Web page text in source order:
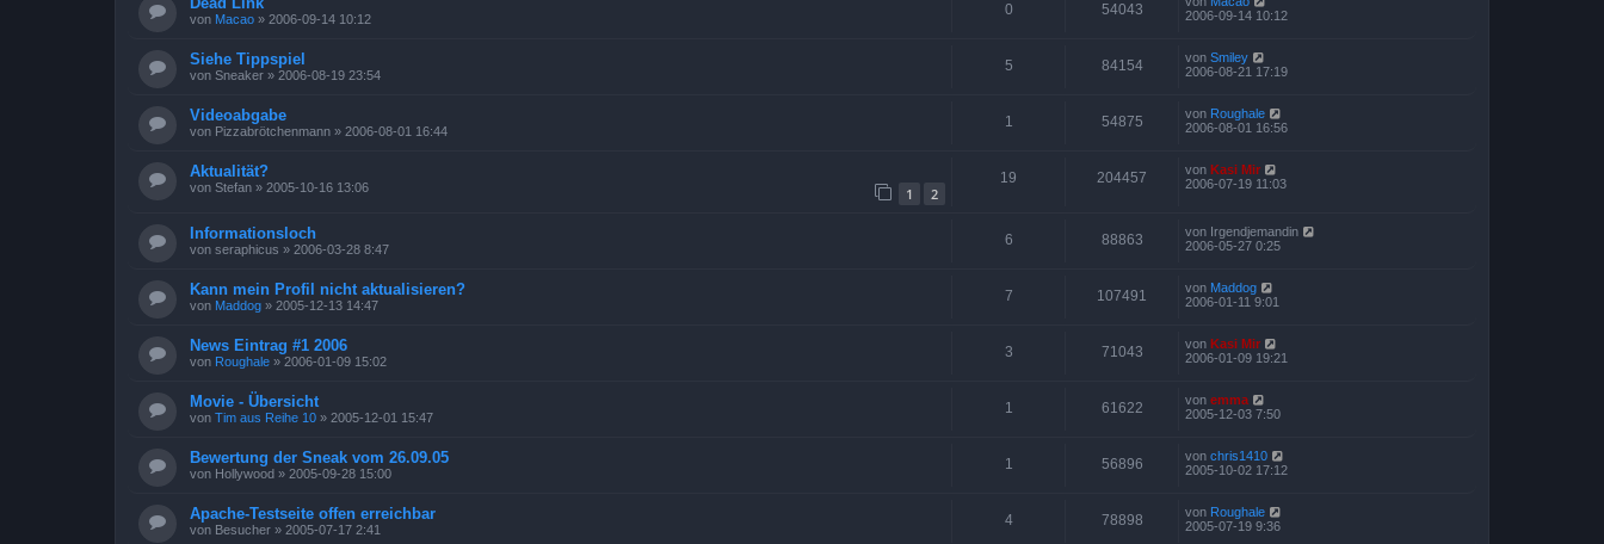
von Macao » 2006-09-14 10:12
0 54043
2006-09-14 10:12
Siehe Tippspiel
von Sneaker » 2006-08-19 23:54
5 84154 von Smiley
2006-08-21 17:19
Videoabgabe
von Pizzabrötchenmann » 2006-08-01 16:44
1 54875 von Roughale
2006-08-01 16:56
Aktualität?
von Stefan » 2005-10-16 13:06 1 2
19 204457 von Kasi Mir
2006-07-19 11:03
Informationsloch
von seraphicus » 2006-03-28 8:47
6 88863 von Irgendjemandin
2006-05-27 0:25
Kann mein Profil nicht aktualisieren?
von Maddog » 2005-12-13 14:47
7 107491 von Maddog
2006-01-11 9:01
News Eintrag #1 2006
von Roughale » 2006-01-09 15:02
3 71043 von Kasi Mir
2006-01-09 19:21
Movie - Übersicht
von Tim aus Reihe 10 » 2005-12-01 15:47
1 61622 von emma
2005-12-03 7:50
Bewertung der Sneak vom 26.09.05
von Hollywood » 2005-09-28 15:00
1 56896 von chris1410
2005-10-02 17:12
Apache-Testseite offen erreichbar
von Besucher » 2005-07-17 2:41
4 78898 von Roughale
2005-07-19 9:36